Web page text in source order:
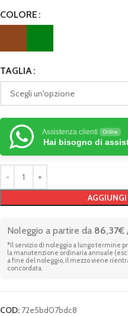
COLORE
TAGLIA
AGGIUNGI
Assistenza clienti Online
Hai bisogno di
Noleggio a partire da 86,37€
*Il servizio di noleggio a lungo termine
la manutenzione ordinaria annuale
a fine del noleggio, il mezzo viene
concordata.
COD: 72e5bd07bdc8